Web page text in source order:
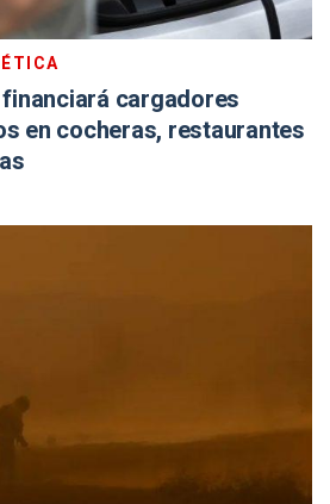
cargadores
en cocheras, restaurantes